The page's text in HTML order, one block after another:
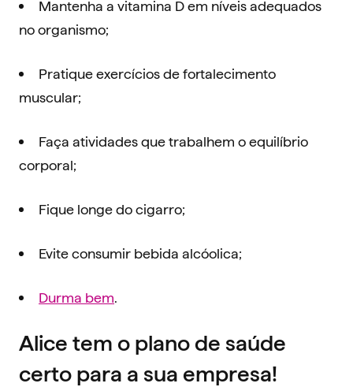
Mantenha a vitamina D em níveis adequados
no organismo;
Pratique exercícios de fortalecimento
muscular;
Faça atividades que trabalhem o equilíbrio
corporal;
Fique longe do cigarro;
Evite consumir bebida alcóolica;
Durma bem.
Alice tem o plano de saúde
certo para a sua empresa!